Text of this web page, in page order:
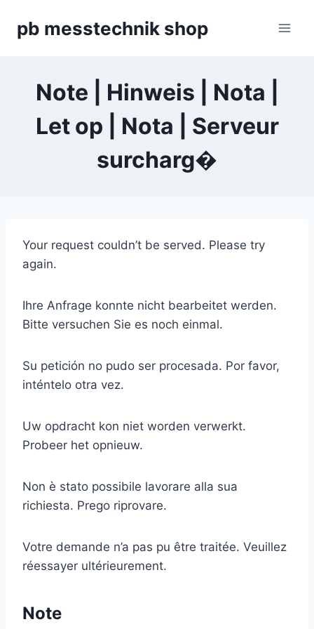
Inhaltpb messtechnik shop
Note | Hinweis | Nota |
Let op | Nota | Serveur
surcharg�
Your request couldn’t be served. Please try
again.
Ihre Anfrage konnte nicht bearbeitet werden.
Bitte versuchen Sie es noch einmal.
Su petición no pudo ser procesada. Por favor,
inténtelo otra vez.
Uw opdracht kon niet worden verwerkt.
Probeer het opnieuw.
Non è stato possibile lavorare alla sua
richiesta. Prego riprovare.
Votre demande n’a pas pu être traitée. Veuillez
réessayer ultérieurement.
Note